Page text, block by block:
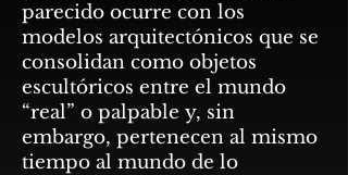
parecido ocurre con los
modelos arquitectónicos que se
consolidan como objetos
escultóricos entre el mundo
“real” o palpable y, sin
embargo, pertenecen al mismo
tiempo al mundo de lo